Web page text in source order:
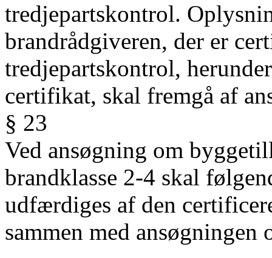
tredjepartskontrol.
brandrådgiveren, der er
tredjepartskontrol,
certifikat, skal fremgå af
§ 23
Ved ansøgning om
brandklasse 2-4 skal
udfærdiges af den
sammen med ansøgningen